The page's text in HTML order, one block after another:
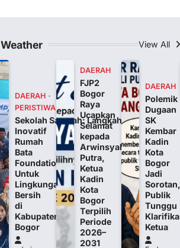
Weather View All
DAERAH
PERISTIWA
Sekolah Sampah: Langkah
Inovatif
Rumah
Bata
Foundation
Untuk
Lingkungan
Bersih
di
Kabupaten
Bogor
DAERAH
FJP2
Bogor
Raya
Ucapkan
Selamat
kepada
Arwinsyah
Putra,
Ketua
Kadin
Kota
Bogor
Terpilih
Periode
2026–
2031
DAERAH
Polemik
Dugaan
SK
Kembar
Kadin
Kota
Bogor
Jadi
Sorotan,
Publik
Tunggu
Ketua